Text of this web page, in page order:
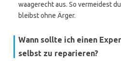
waagerecht aus. So vermeidest
bleibst ohne Ärger.
Wann sollte ich einen
selbst zu reparieren?